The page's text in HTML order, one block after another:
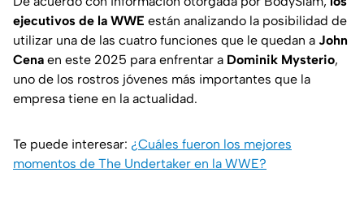
ejecutivos de la WWE están analizando la posibilidad de
utilizar una de las cuatro funciones que le quedan a John
Cena en este 2025 para enfrentar a Dominik Mysterio,
uno de los rostros jóvenes más importantes que la
empresa tiene en la actualidad.
Te puede interesar: ¿Cuáles fueron los mejores
momentos de The Undertaker en la WWE?